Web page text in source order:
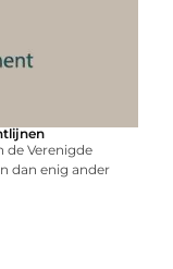
de Verenigde
dan enig ander